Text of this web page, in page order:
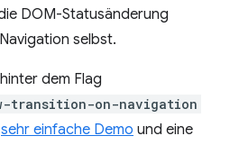
DOM-Statusänderung
selbst.
dem Flag
transition-on-navigation
sehr einfache Demo und eine